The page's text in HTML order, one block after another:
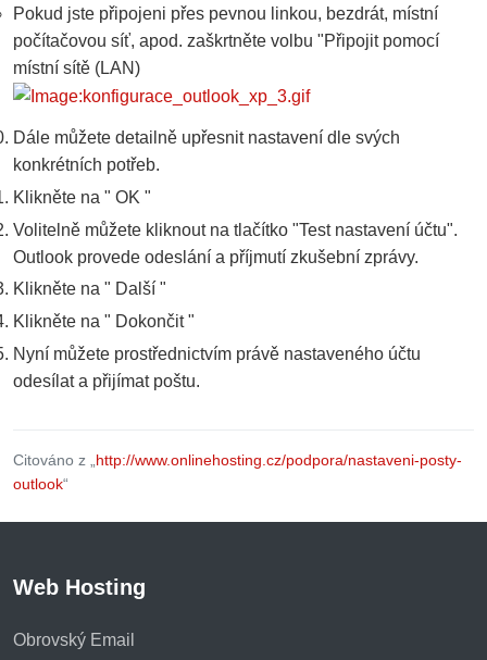
Pokud jste připojeni přes pevnou linkou, bezdrát, místní
počítačovou síť, apod. zaškrtněte volbu "Připojit pomocí
místní sítě (LAN)
Dále můžete detailně upřesnit nastavení dle svých
konkrétních potřeb.
Klikněte na " OK "
Volitelně můžete kliknout na tlačítko "Test nastavení účtu".
Outlook provede odeslání a příjmutí zkušební zprávy.
Klikněte na " Další "
Klikněte na " Dokončit "
Nyní můžete prostřednictvím právě nastaveného účtu
odesílat a přijímat poštu.
Citováno z „ http://www.onlinehosting.cz/podpora/nastaveni-posty-
outlook“
Web Hosting
Obrovský Email